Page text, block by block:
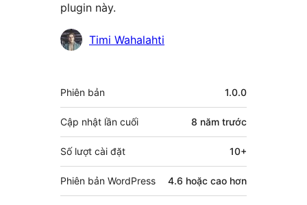
plugin này.
Những
góp
Timi Wahalahti
Meta
Phiên bản 1.0.0
Cập nhật lần cuối 8 năm trước
Số lượt cài đặt 10+
Phiên bản WordPress 4.6 hoặc cao hơn